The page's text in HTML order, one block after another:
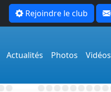
Rejoindre le club
Actualités Photos Vidéos